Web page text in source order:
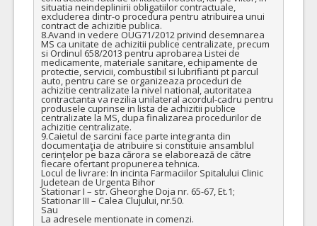
situatia neindeplinirii obligatiilor contractuale,
excluderea dintr-o procedura pentru atribuirea unui
contract de achizitie publica.
8.Avand in vedere OUG71/2012 privind desemnarea
MS ca unitate de achizitii publice centralizate, precum
si Ordinul 658/2013 pentru aprobarea Listei de
medicamente, materiale sanitare, echipamente de
protectie, servicii, combustibil si lubrifianti pt parcul
auto, pentru care se organizeaza proceduri de
achizitie centralizate la nivel national, autoritatea
contractanta va rezilia unilateral acordul-cadru pentru
produsele cuprinse in lista de achizitii publice
centralizate la MS, dupa finalizarea procedurilor de
achizitie centralizate.
9.Caietul de sarcini face parte integranta din
documentaţia de atribuire si constituie ansamblul
cerinţelor pe baza cărora se elaborează de către
fiecare ofertant propunerea tehnica.
Locul de livrare: In incinta Farmaciilor Spitalului Clinic
Judetean de Urgenta Bihor
Stationar I – str. Gheorghe Doja nr. 65-67, Et.1;
Stationar III – Calea Clujului, nr.50.
Sau
La adresele mentionate in comenzi.